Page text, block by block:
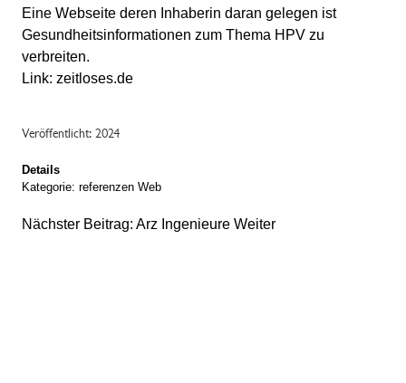
Eine Webseite deren Inhaberin daran gelegen ist
Gesundheitsinformationen zum Thema HPV zu
verbreiten.
Link:zeitloses.de
Veröffentlicht: 2024
Details
Kategorie:referenzen Web
Nächster Beitrag: Arz IngenieureWeiter